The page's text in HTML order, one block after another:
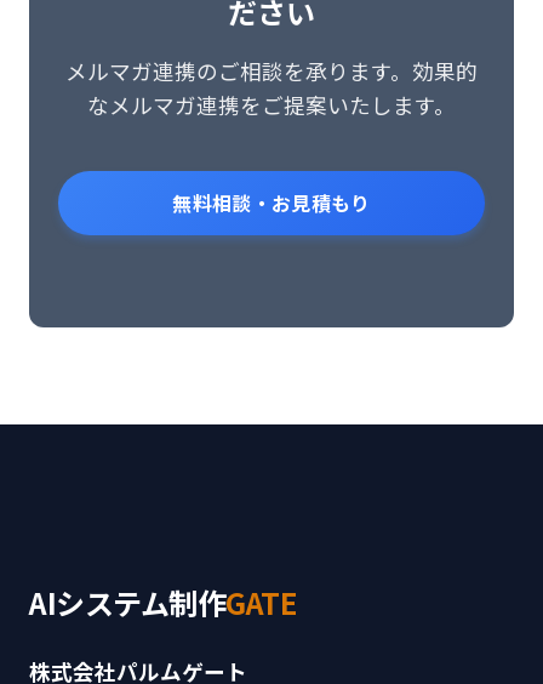
ださい
メルマガ連携のご相談を承ります。効果的
なメルマガ連携をご提案いたします。
無料相談・お見積もり
AIシステム制作GATE
株式会社パルムゲート